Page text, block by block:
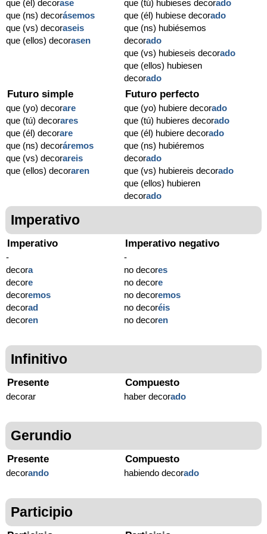
que (él) decorase
que (ns) decorásemos
que (vs) decoraseis
que (ellos) decorasen
que (tú) hubieses decorado
que (él) hubiese decorado
que (ns) hubiésemos
decorado
que (vs) hubieseis decorado
que (ellos) hubiesen
decorado
Futuro simple
que (yo) decorare
que (tú) decorares
que (él) decorare
que (ns) decoráremos
que (vs) decorareis
que (ellos) decoraren
Futuro perfecto
que (yo) hubiere decorado
que (tú) hubieres decorado
que (él) hubiere decorado
que (ns) hubiéremos
decorado
que (vs) hubiereis decorado
que (ellos) hubieren
decorado
Imperativo
Imperativo
-
decora
decore
decoremos
decorad
decoren
Imperativo negativo
-
no decores
no decore
no decoremos
no decoréis
no decoren
Infinitivo
Presente
decorar
Compuesto
haber decorado
Gerundio
Presente
decorando
Compuesto
habiendo decorado
Participio